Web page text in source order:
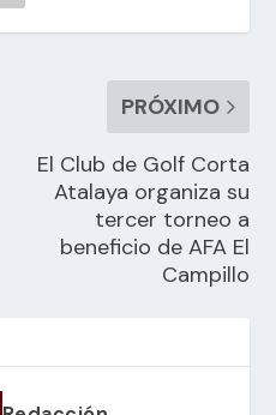
PRÓXIMO
El Club de Golf Corta
Atalaya organiza su
tercer torneo a
beneficio de AFA El
Campillo